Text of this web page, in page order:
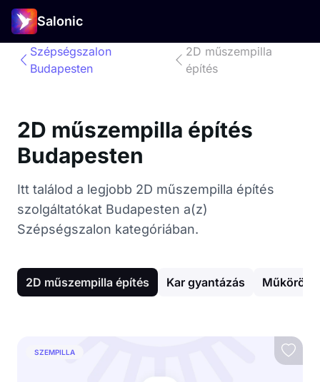
Salonic
Szépségszalon
Budapesten
2D műszempilla
építés
2D műszempilla építés
Budapesten
Itt találod a legjobb 2D műszempilla építés
szolgáltatókat Budapesten a(z)
Szépségszalon kategóriában.
2D műszempilla építés Kar gyantázás Műköröm
SZEMPILLA